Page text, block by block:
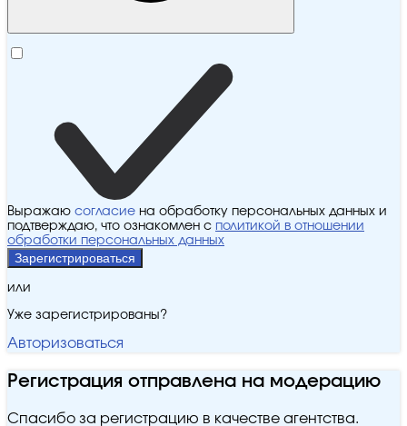
Выражаю согласие на обработку персональных данных и
подтверждаю, что ознакомлен с политикой в отношении
обработки персональных данных
Зарегистрироваться
или
Уже зарегистрированы?
Авторизоваться
Регистрация отправлена на модерацию
Спасибо за регистрацию в качестве агентства.